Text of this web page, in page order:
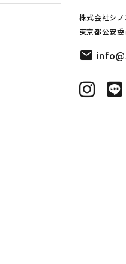
株式会社シノ
東京都公安
mail